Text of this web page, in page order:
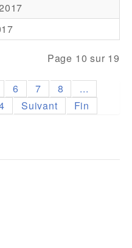
Page 10 sur 19
6 7 8
...
Suivant Fin